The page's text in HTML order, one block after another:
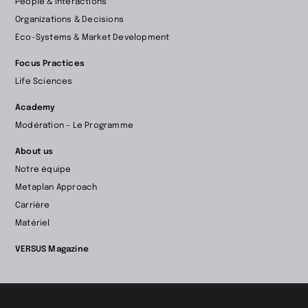
page
People & Interactions
Organizations & Decisions
Eco-Systems & Market Development
Focus Practices
Life Sciences
Academy
Modération – Le Programme
About us
Notre équipe
Metaplan Approach
Carrière
Matériel
VERSUS Magazine